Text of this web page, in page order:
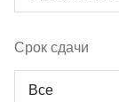
Срок сдачи
Все